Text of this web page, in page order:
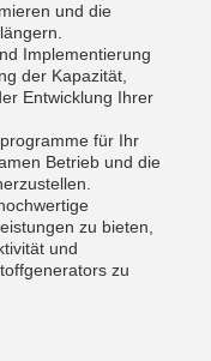
und die
Implementierung
der Kapazität,
Entwicklung Ihrer
für Ihr
Betrieb und die
zu bieten,
und
zu